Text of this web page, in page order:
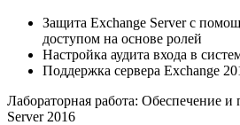
Защита Exchange Server с
доступом на основе ролей
Настройка аудита входа в
Поддержка сервера Exchange
Лабораторная работа: Обеспечение и
Server 2016